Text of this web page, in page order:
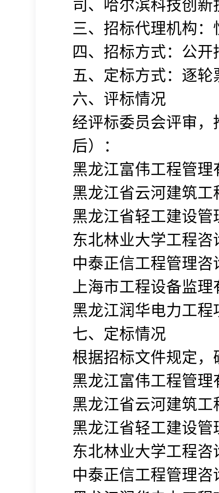
司、哈尔滨科技创新
三、招标代理机构：
四、招标方式：公开
五、定标方式：逐轮
六、评标情况
经评标委员会评审
后）：
黑龙江富伟工程管理
黑龙江省云河建筑
黑龙江省轻工建设管
东北林业大学工程
中泰正信工程管理咨
上海市工程设备监理
黑龙江润华电力工
七、定标情况
根据招标文件规定
黑龙江富伟工程管理
黑龙江省云河建筑
黑龙江省轻工建设管
东北林业大学工程
中泰正信工程管理咨